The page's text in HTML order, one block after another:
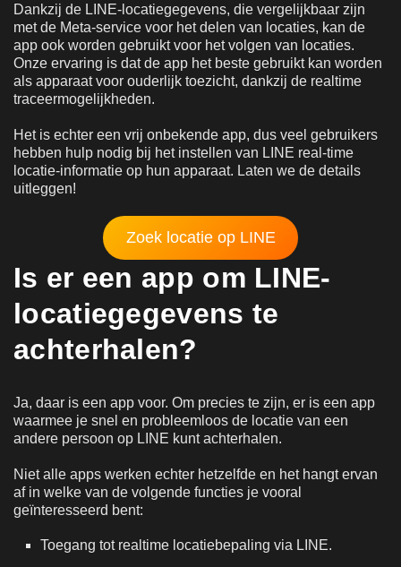
Dankzij de LINE-locatiegegevens, die vergelijkbaar zijn
met de Meta-service voor het delen van locaties, kan de
app ook worden gebruikt voor het volgen van locaties.
Onze ervaring is dat de app het beste gebruikt kan worden
als apparaat voor ouderlijk toezicht, dankzij de realtime
traceermogelijkheden.
Het is echter een vrij onbekende app, dus veel gebruikers
hebben hulp nodig bij het instellen van LINE real-time
locatie-informatie op hun apparaat. Laten we de details
uitleggen!
Zoek locatie op LINE
Is er een app om LINE-
locatiegegevens te
achterhalen?
Ja, daar is een app voor. Om precies te zijn, er is een app
waarmee je snel en probleemloos de locatie van een
andere persoon op LINE kunt achterhalen.
Niet alle apps werken echter hetzelfde en het hangt ervan
af in welke van de volgende functies je vooral
geïnteresseerd bent:
Toegang tot realtime locatiebepaling via LINE.